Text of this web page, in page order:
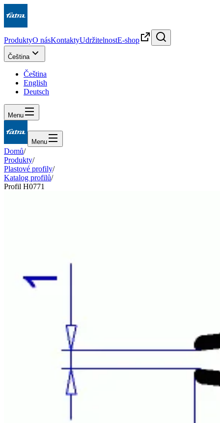
ProduktyO násKontaktyUdržitelnostE-shop
Čeština
Čeština
English
Deutsch
Menu
Menu
Domů/
Produkty/
Plastové profily/
Katalog profilů/
Profil H0771